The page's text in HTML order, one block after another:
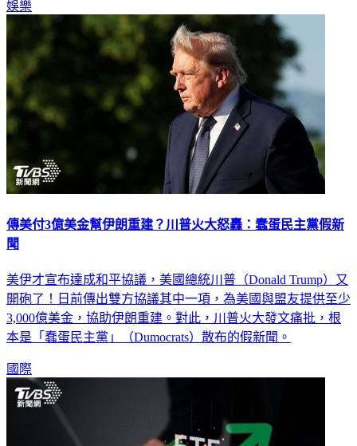
娛樂
傳美付3億美金幫伊朗重建？川普火大怒轟：蠢蛋民主黨假新
聞
美伊才宣布達成和平協議，美國總統川普（Donald Trump）又
開砲了！日前傳出雙方協議其中一項，為美國與盟友提供至少
3,000億美金，協助伊朗重建。對此，川普火大發文痛批，根
本是「蠢蛋民主黨」（Dumocrats）散布的假新聞。
國際